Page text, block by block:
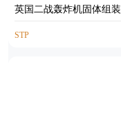
英国二战轰炸机固体组装
STP